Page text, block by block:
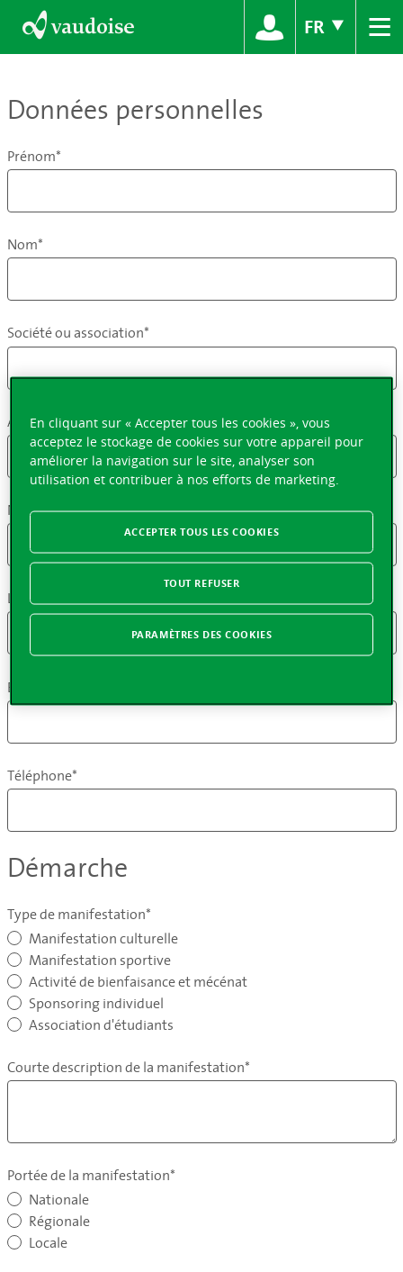
FR ≡
Données personnelles
Prénom*
Nom*
Société ou association*
Adresse*
No postal*
Localité*
Email*
Téléphone*
Démarche
Type de manifestation*
Manifestation culturelle
Manifestation sportive
Activité de bienfaisance et mécénat
Sponsoring individuel
Association d'étudiants
Courte description de la manifestation*
Portée de la manifestation*
Nationale
Régionale
Locale
En cliquant sur « Accepter tous les cookies », vous
acceptez le stockage de cookies sur votre appareil pour
améliorer la navigation sur le site, analyser son
utilisation et contribuer à nos efforts de marketing.
TOUT REFUSER
ACCEPTER TOUS LES COOKIES
PARAMÈTRES DES COOKIES